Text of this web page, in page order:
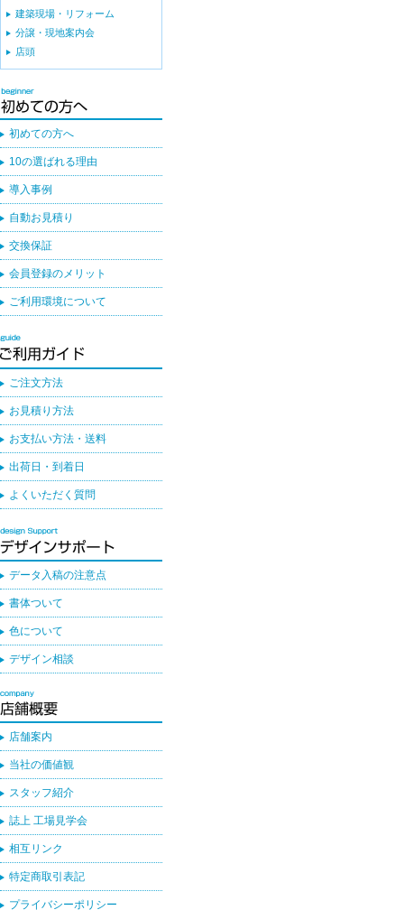
建築現場・リフォーム
分譲・現地案内会
店頭
初めての方へ
10の選ばれる理由
導入事例
自動お見積り
交換保証
会員登録のメリット
ご利用環境について
ご注文方法
お見積り方法
お支払い方法・送料
出荷日・到着日
よくいただく質問
データ入稿の注意点
書体ついて
色について
デザイン相談
店舗案内
当社の価値観
スタッフ紹介
誌上 工場見学会
相互リンク
特定商取引表記
プライバシーポリシー